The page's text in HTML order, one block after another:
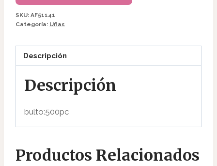
AF51141
cantidad
SKU: AF51141
Categoría: Uñas
Descripción
Descripción
bulto:500pc
Productos Relacionados